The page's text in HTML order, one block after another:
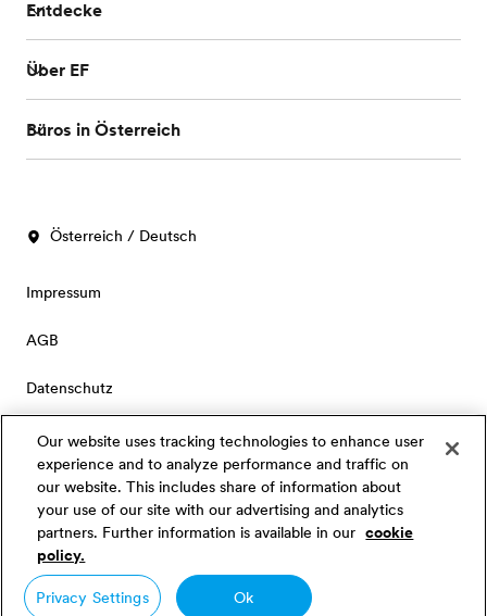
Entdecke
Über EF
Büros in Österreich
Österreich / Deutsch
Impressum
AGB
Datenschutz
Cookies
Privacy Settings
© Signum International AG 2026. Alle Rechte vorbehalten.
Our website uses tracking technologies to enhance user
experience and to analyze performance and traffic on
our website. This includes share of information about
your use of our site with our advertising and analytics
partners. Further information is available in our cookie
policy.
Privacy Settings
Ok